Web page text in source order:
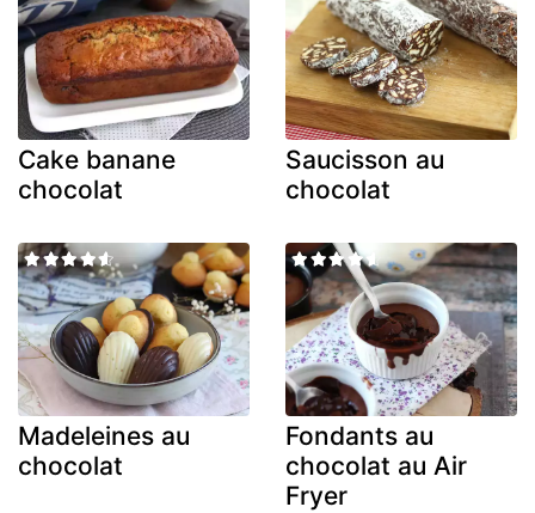
Cake banane
chocolat
Saucisson au
chocolat
Madeleines au
chocolat
Fondants au
chocolat au Air
Fryer